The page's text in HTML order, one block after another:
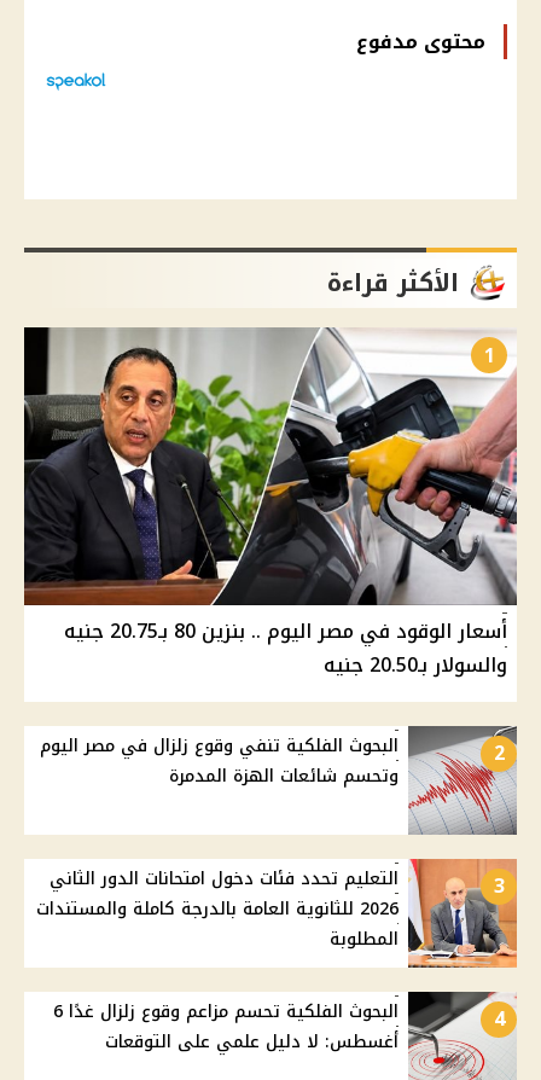
محتوى مدفوع
الأكثر قراءة
1
أسعار الوقود في مصر اليوم .. بنزين 80 بـ20.75 جنيه
والسولار بـ20.50 جنيه
2
البحوث الفلكية تنفي وقوع زلزال في مصر اليوم
وتحسم شائعات الهزة المدمرة
3
التعليم تحدد فئات دخول امتحانات الدور الثاني
2026 للثانوية العامة بالدرجة كاملة والمستندات
المطلوبة
4
البحوث الفلكية تحسم مزاعم وقوع زلزال غدًا 6
أغسطس: لا دليل علمي على التوقعات